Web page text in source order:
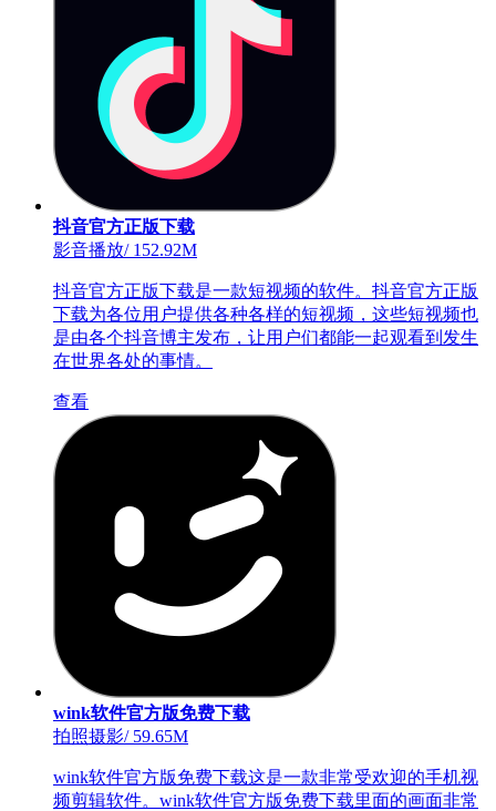
抖音官方正版下载
影音播放/152.92M
抖音官方正版下载是一款短视频的软件。抖音官方正版
下载为各位用户提供各种各样的短视频，这些短视频也
是由各个抖音博主发布，让用户们都能一起观看到发生
在世界各处的事情。
查看
wink软件官方版免费下载
拍照摄影/59.65M
wink软件官方版免费下载这是一款非常受欢迎的手机视
频剪辑软件。wink软件官方版免费下载里面的画面非常